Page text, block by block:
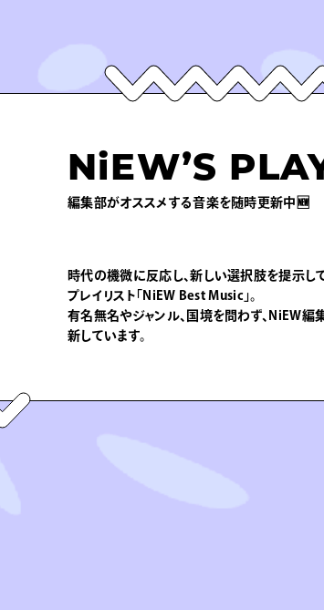
NiEW’S
編集部がオススメする音楽を随時更新中🆕
時代の機微に反応し、新しい選択肢を提示し
プレイリスト「NiEW Best Music」。
有名無名やジャンル、国境を問わず、NiEW
新しています。